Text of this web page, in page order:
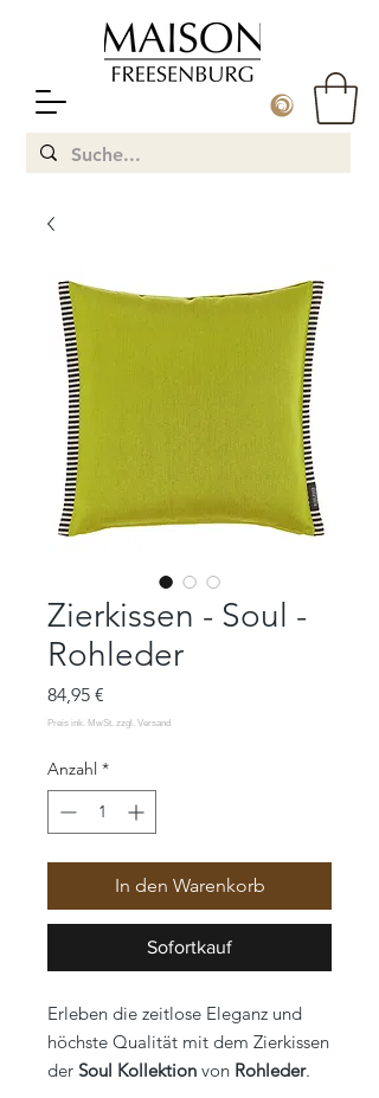
Zierkissen - Soul -
Rohleder
84,95 €
Anzahl *
In den Warenkorb
Sofortkauf
Erleben die zeitlose Eleganz und
höchste Qualität mit dem Zierkissen
der Soul Kollektion von Rohleder.